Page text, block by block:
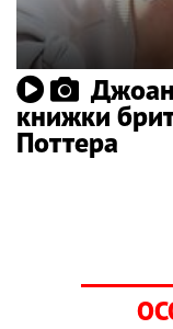
книжки
Поттера